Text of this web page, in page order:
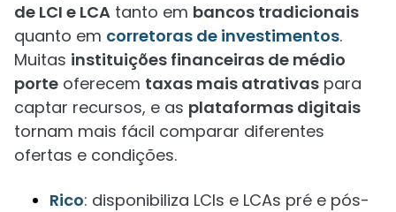
de LCI e LCA tanto em bancos tradicionais
quanto em corretoras de investimentos.
Muitas instituições financeiras de médio
porte oferecem taxas mais atrativas para
captar recursos, e as plataformas digitais
tornam mais fácil comparar diferentes
ofertas e condições.
Rico: disponibiliza LCIs e LCAs pré e pós-